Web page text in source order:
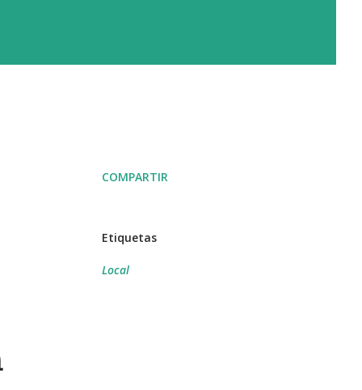
COMPARTIR
Etiquetas
Local